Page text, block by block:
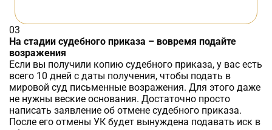
03
На стадии судебного приказа – вовремя подайте
возражения
Если вы получили копию судебного приказа, у вас есть
всего 10 дней с даты получения, чтобы подать в
мировой суд письменные возражения. Для этого даже
не нужны веские основания. Достаточно просто
написать заявление об отмене судебного приказа.
После его отмены УК будет вынуждена подавать иск в